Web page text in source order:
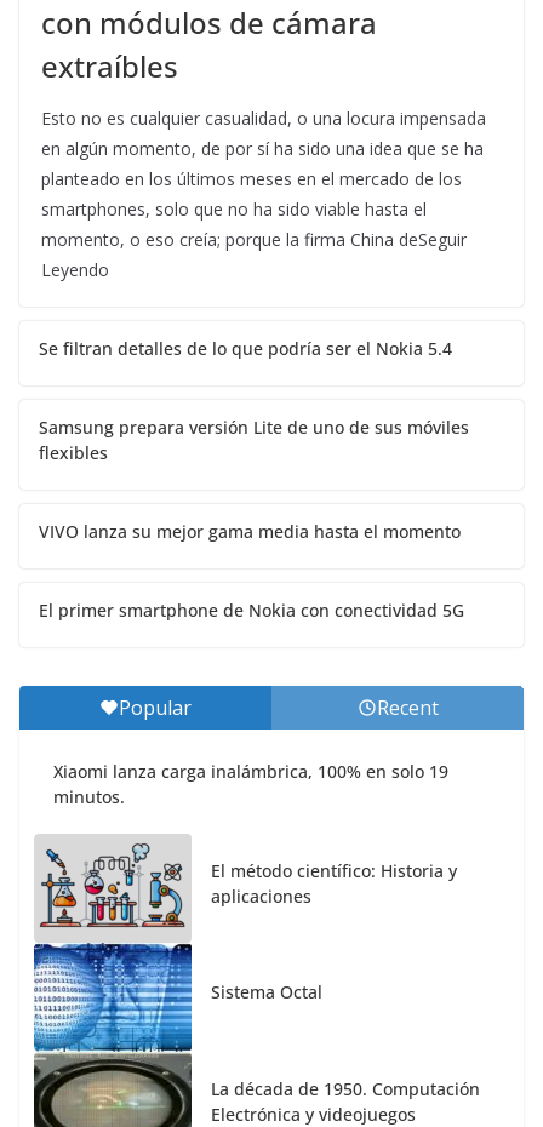
con módulos de cámara
extraíbles
Esto no es cualquier casualidad, o una locura impensada
en algún momento, de por sí ha sido una idea que se ha
planteado en los últimos meses en el mercado de los
smartphones, solo que no ha sido viable hasta el
momento, o eso creía; porque la firma China deSeguir
Leyendo
Se filtran detalles de lo que podría ser el Nokia 5.4
Samsung prepara versión Lite de uno de sus móviles
flexibles
VIVO lanza su mejor gama media hasta el momento
El primer smartphone de Nokia con conectividad 5G
Popular Recent
Xiaomi lanza carga inalámbrica, 100% en solo 19
minutos.
El método científico: Historia y
aplicaciones
Sistema Octal
La década de 1950. Computación
Electrónica y videojuegos